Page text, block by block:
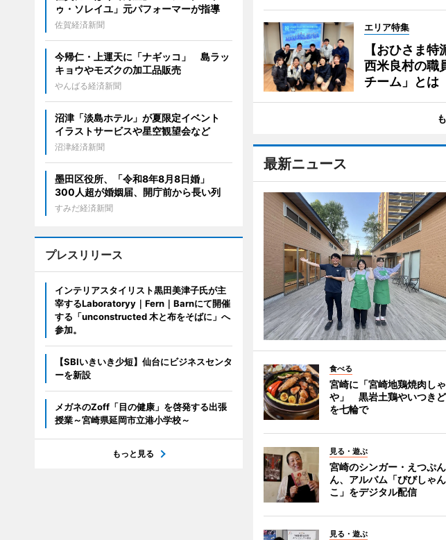
エリア特集
【おひさま
西米良村の職
チーム」とは
最新ニュース
食べる
宮崎に「宮崎地鶏焼肉し
や」 黒岩土鶏やいつきど
を七輪で
見る・遊ぶ
宮崎のシンガー・えつぷ
ん、アルバム「びびしゃん
こ」をデジタル配信
見る・遊ぶ
ゥ・ソレイユ」元パフォーマーが指導
佐賀経済新聞
今帰仁・上運天に「ナギッコ」 島ラッ
キョウやモズクの加工品販売
やんばる経済新聞
沼津「淡島ホテル」が夏限定イベント
イラストサービスや星空観望会など
沼津経済新聞
墨田区役所、「令和8年8月8日婚」
300人超が婚姻届、開庁前から長い列
すみだ経済新聞
プレスリリース
インテリアスタイリスト黒田美津子氏が主
宰するLaboratoryy｜Fern｜Barnにて開催
する「unconstructed 木と布をそばに」へ
参加。
【SBIいきいき少短】仙台にビジネスセンタ
ーを新設
メガネのZoff「目の健康」を啓発する出張
授業～宮崎県延岡市立港小学校～
もっと見る